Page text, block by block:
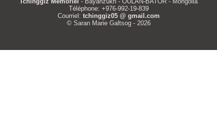
Téléphone: +976-992-19-839
Courriel: tchinggiz05 @ gmail.com
© Saran Marie Galtsog - 2026